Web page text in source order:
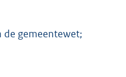
de gemeentewet;